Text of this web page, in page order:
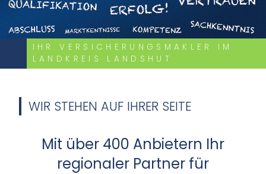
IHR VERSICHERUNGSMAKLER IM
LANDKREIS LANDSHUT
WIR STEHEN AUF IHRER SEITE
Mit über 400 Anbietern Ihr
regionaler Partner für